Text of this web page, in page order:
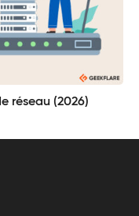
réseau (2026)